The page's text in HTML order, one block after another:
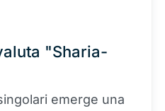
"Sharia-
emerge una